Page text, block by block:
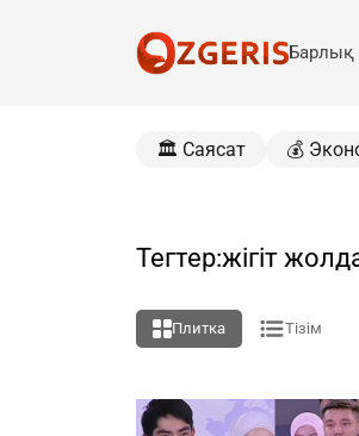
🏛️ Саясат 💰
Тегтер:жігіт
Плитка Тізім